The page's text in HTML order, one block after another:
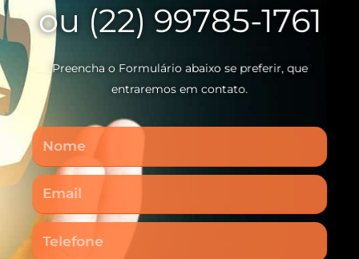
ou (22) 99785-1761
Preencha o Formulário abaixo se preferir, que
entraremos em contato.
Nome
Email
Telefone